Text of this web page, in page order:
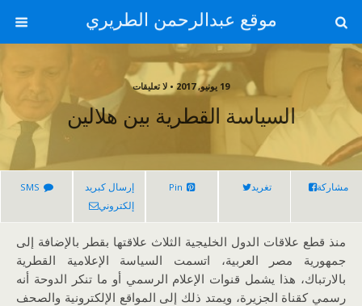
موقع عبدالرحمن الطريري
19 يونيو, 2017 • لا تعليقات
السياسة القطرية بين هلالين
مشاركة تغريد Pin
إرسال كبريد
إلكتروني
SMS
منذ قطع علاقات الدول الخليجية الثلاث علاقتها بقطر بالإضافة إلى
جمهورية مصر العربية، اتسمت السياسة الإعلامية القطرية
بالارتباك، هذا يشمل قنوات الإعلام الرسمي أو ما تنكر الدوحة أنه
رسمي كقناة الجزيرة، ويمتد ذلك إلى المواقع الإلكترونية والصحف